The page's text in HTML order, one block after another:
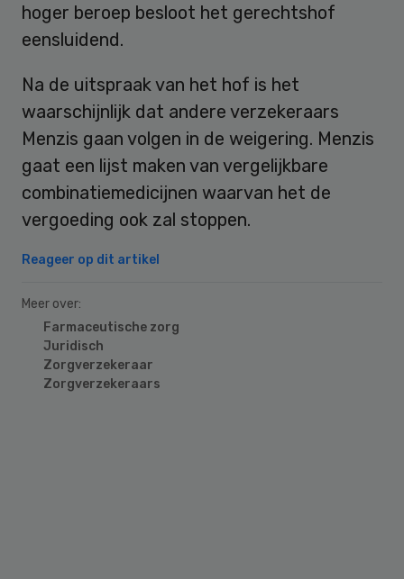
hoger beroep besloot het gerechtshof
eensluidend.
Na de uitspraak van het hof is het
waarschijnlijk dat andere verzekeraars
Menzis gaan volgen in de weigering. Menzis
gaat een lijst maken van vergelijkbare
combinatiemedicijnen waarvan het de
vergoeding ook zal stoppen.
Reageer op dit artikel
Meer over:
Farmaceutische zorg
Juridisch
Zorgverzekeraar
Zorgverzekeraars